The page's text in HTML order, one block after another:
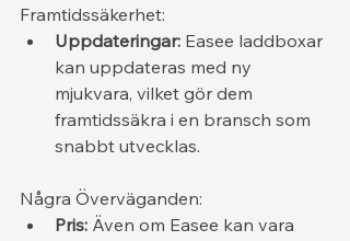
Framtidssäkerhet:
Uppdateringar: Easee laddboxar
kan uppdateras med ny
mjukvara, vilket gör dem
framtidssäkra i en bransch som
snabbt utvecklas.
Några Överväganden:
Pris: Även om Easee kan vara